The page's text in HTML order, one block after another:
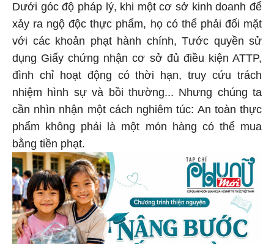
Dưới góc độ pháp lý, khi một cơ sở kinh doanh để
xảy ra ngộ độc thực phẩm, họ có thể phải đối mặt
với các khoản phạt hành chính, Tước quyền sử
dụng Giấy chứng nhận cơ sở đủ điều kiện ATTP,
đình chỉ hoạt động có thời hạn, truy cứu trách
nhiệm hình sự và bồi thường... Nhưng chúng ta
cần nhìn nhận một cách nghiêm túc: An toàn thực
phẩm không phải là một món hàng có thể mua
bằng tiền phạt.